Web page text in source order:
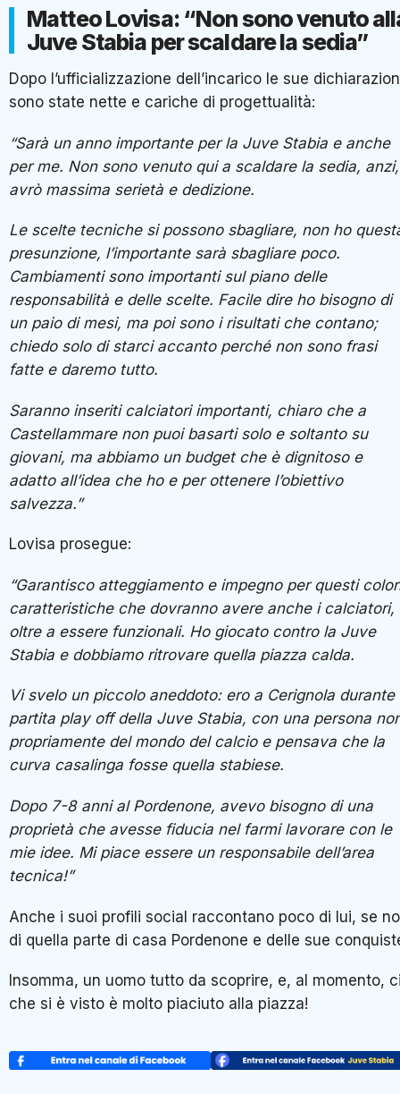
Matteo Lovisa: “Non sono venuto
Juve Stabia per scaldare la sedia”
Dopo l’ufficializzazione dell’incarico le sue
sono state nette e cariche di progettualità:
“Sarà un anno importante per la Juve Stabia e anche
per me. Non sono venuto qui a scaldare la sedia, anzi,
avrò massima serietà e dedizione.
Le scelte tecniche si possono sbagliare, non ho
presunzione, l’importante sarà sbagliare poco.
Cambiamenti sono importanti sul piano delle
responsabilità e delle scelte. Facile dire ho bisogno di
un paio di mesi, ma poi sono i risultati che contano;
chiedo solo di starci accanto perché non sono frasi
fatte e daremo tutto.
Saranno inseriti calciatori importanti, chiaro che a
Castellammare non puoi basarti solo e soltanto su
giovani, ma abbiamo un budget che è dignitoso e
adatto all’idea che ho e per ottenere l’obiettivo
salvezza.”
Lovisa prosegue:
“Garantisco atteggiamento e impegno per questi
caratteristiche che dovranno avere anche i calciatori,
oltre a essere funzionali. Ho giocato contro la Juve
Stabia e dobbiamo ritrovare quella piazza calda.
Vi svelo un piccolo aneddoto: ero a Cerignola durante
partita play off della Juve Stabia, con una persona
propriamente del mondo del calcio e pensava che la
curva casalinga fosse quella stabiese.
Dopo 7-8 anni al Pordenone, avevo bisogno di una
proprietà che avesse fiducia nel farmi lavorare con le
mie idee. Mi piace essere un responsabile dell’area
tecnica!”
Anche i suoi profili social raccontano poco di lui, se
di quella parte di casa Pordenone e delle sue
Insomma, un uomo tutto da scoprire, e, al momento,
che si è visto è molto piaciuto alla piazza!